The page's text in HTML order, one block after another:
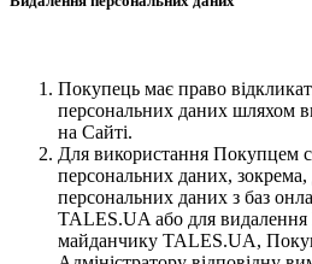
Покупець має право
персональних даних шляхом
на Сайті.
Для використання Покупцем
персональних даних,
персональних даних з баз
TALES.UA або для
майданчику TALES.UA,